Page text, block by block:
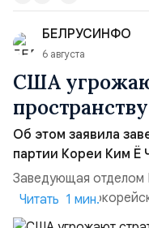
ключом к позитивному
БЕЛРУСИНФО
6 августа
США
Об этом заявила
партии Кореи Ким Ё
Заведующая отделом
сестра
заявление для прессы
Читать 1 мин.